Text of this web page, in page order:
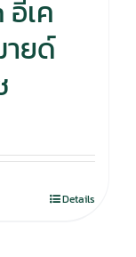
เค
ายด์
Details